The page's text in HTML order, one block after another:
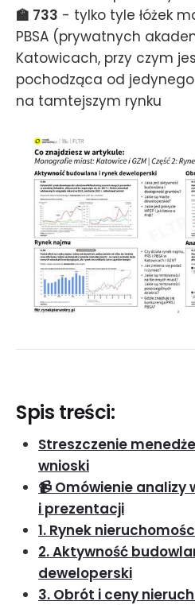
🏫 733 - tylko tyle łóżek
PBSA (prywatnych
Katowicach, przy czym
pochodząca od
na tamtejszym rynku
Spis treści:
Streszczenie
wnioski
📹 Omówienie analizy
i prezentacji
1. Rynek
2. Aktywność
deweloperski
3. Obrót i ceny